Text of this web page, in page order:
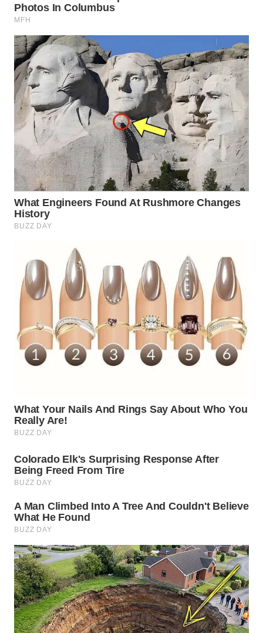
WN
CIREBON
WN
INDRAMAYU
WN
KUNINGAN
WN
MAJALENGKA
WN
SUBANG
WN
WN
PURWAKARTA
PRIANGAN
TIMUR
WN
SOLO
WN
BOROBUDUR
WN
MADURA
WN
SURABAYA
WN
NATUNA